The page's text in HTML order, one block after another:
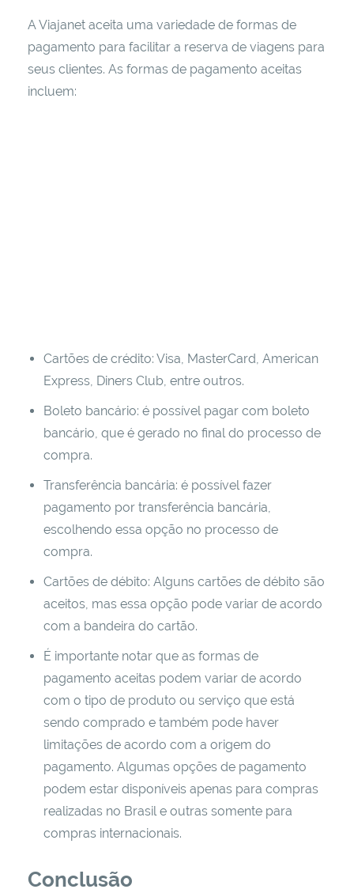
A Viajanet aceita uma variedade de formas de
pagamento para facilitar a reserva de viagens para
seus clientes. As formas de pagamento aceitas
incluem:
Cartões de crédito: Visa, MasterCard, American
Express, Diners Club, entre outros.
Boleto bancário: é possível pagar com boleto
bancário, que é gerado no final do processo de
compra.
Transferência bancária: é possível fazer
pagamento por transferência bancária,
escolhendo essa opção no processo de
compra.
Cartões de débito: Alguns cartões de débito são
aceitos, mas essa opção pode variar de acordo
com a bandeira do cartão.
É importante notar que as formas de
pagamento aceitas podem variar de acordo
com o tipo de produto ou serviço que está
sendo comprado e também pode haver
limitações de acordo com a origem do
pagamento. Algumas opções de pagamento
podem estar disponíveis apenas para compras
realizadas no Brasil e outras somente para
compras internacionais.
Conclusão